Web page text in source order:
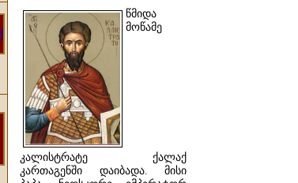
წმიდა
მოწამე
კალისტრატე ქალაქ
კართაგენში დაიბადა. მისი